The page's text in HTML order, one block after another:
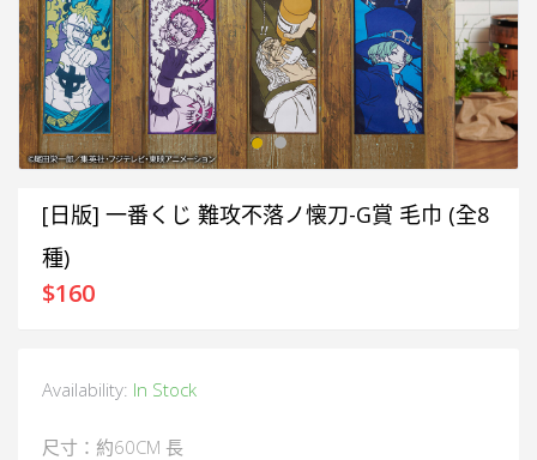
[日版] 一番くじ 難攻不落ノ懐刀-G賞 毛巾 (全8
種)
$160
Availability: In Stock
尺寸：約60CM 長